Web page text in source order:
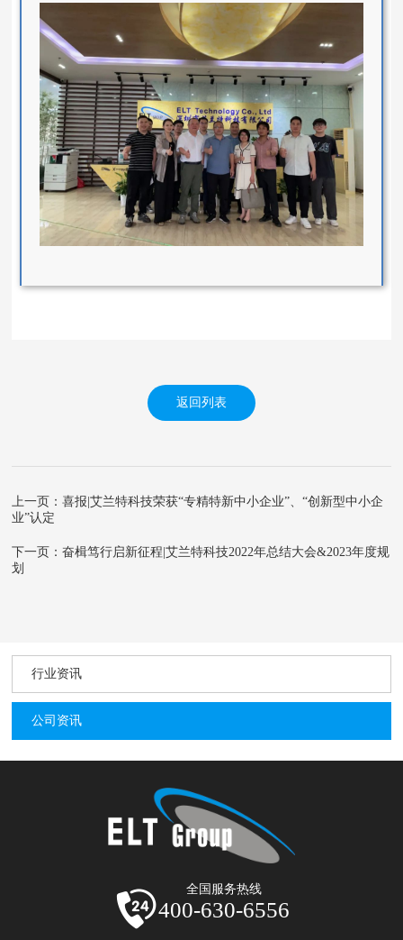
返回列表
上一页：喜报|艾兰特科技荣获“专精特新中小企业”、“创新型中小企
业”认定
下一页：奋楫笃行启新征程|艾兰特科技2022年总结大会&2023年度规
划
行业资讯
公司资讯
全国服务热线
400-630-6556